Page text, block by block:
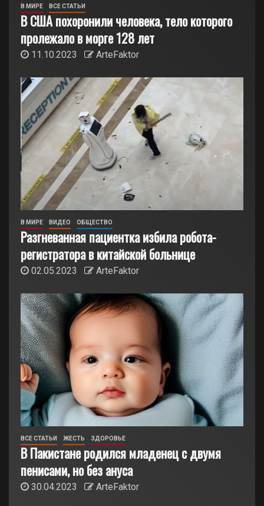
В МИРЕ ВСЕ СТАТЬИ
В США похоронили человека, тело которого
пролежало в морге 128 лет
11.10.2023 ArteFaktor
В МИРЕ ВИДЕО ОБЩЕСТВО
Разгневанная пациентка избила робота-
регистратора в китайской больнице
02.05.2023 ArteFaktor
ВСЕ СТАТЬИ ЖЕСТЬ ЗДОРОВЬЕ
В Пакистане родился младенец с двумя
пенисами, но без ануса
30.04.2023 ArteFaktor